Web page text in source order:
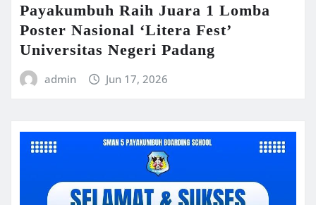
Payakumbuh Raih Juara 1 Lomba
Poster Nasional ‘Litera Fest’
Universitas Negeri Padang
admin Jun 17, 2026